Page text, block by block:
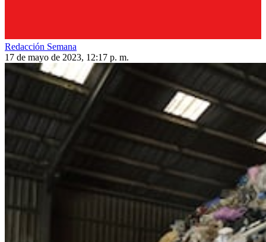
Redacción Semana
17 de mayo de 2023, 12:17 p. m.